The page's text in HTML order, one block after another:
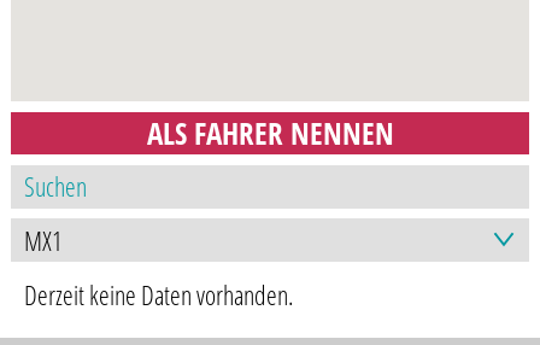
ALS FAHRER NENNEN
Derzeit keine Daten vorhanden.